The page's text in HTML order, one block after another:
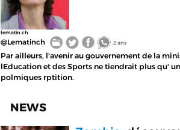
lematin.ch
@Lematinch 2 ans
Par ailleurs, l'avenir au gouvernement de la
lEducation et des Sports ne tiendrait plus qu'
polmiques rptition.
NEWS